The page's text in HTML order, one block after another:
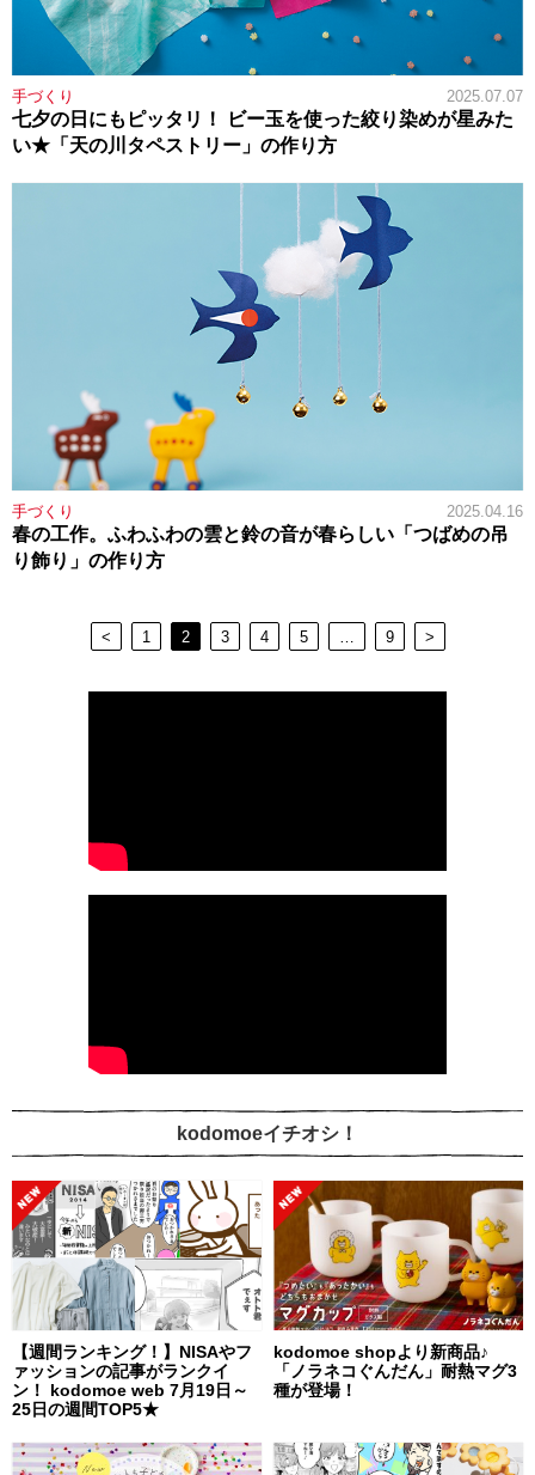
手づくり 2025.07.07
七夕の日にもピッタリ！ ビー玉を使った絞り染めが星みた
い★「天の川タペストリー」の作り方
手づくり 2025.04.16
春の工作。ふわふわの雲と鈴の音が春らしい「つばめの吊
り飾り」の作り方
< 1 2 3 4 5 9 >
kodomoeイチオシ！
【週間ランキング！】NISAやフ
ァッションの記事がランクイ
ン！ kodomoe web 7月19日～
25日の週間TOP5★
kodomoe shopより新商品♪
「ノラネコぐんだん」耐熱マグ3
種が登場！